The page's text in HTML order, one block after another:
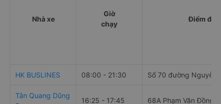
Nhà xe
Giờ
chạy
Điểm đi
HK BUSLINES 08:00 - 21:30 Số 70 đường Nguyễn
Tân Quang Dũng
16:25 - 17:45 68A Phạm Văn Đồng